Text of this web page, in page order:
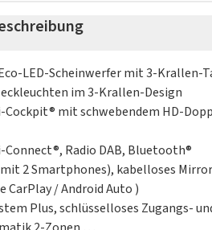
Isofix
Weniger
Eco-LED-Scheinwerfer mit 3-Krallen-
im 3-Krallen-Design
i-Cockpit® mit schwebendem HD-
Connect®, Radio DAB, Bluetooth®
2 Smartphones), kabelloses Mirror
CarPlay / Android Auto )
Plus, schlüsselloses Zugangs-